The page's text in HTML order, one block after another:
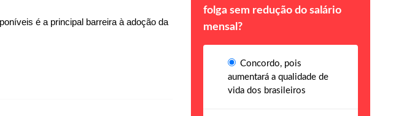
é a principal barreira à adoção da
folga sem redução do salário
mensal?
Concordo, pois
aumentará a qualidade de
vida dos brasileiros